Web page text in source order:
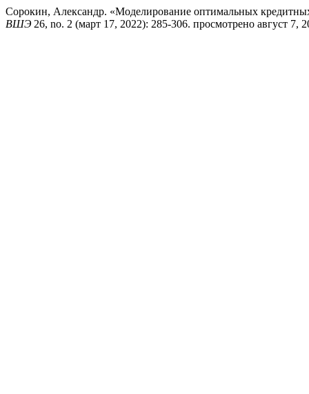
Сорокин, Александр. «Моделирование оптимальных
ВШЭ 26, no. 2 (март 17, 2022): 285-306. просмотрено август 7,